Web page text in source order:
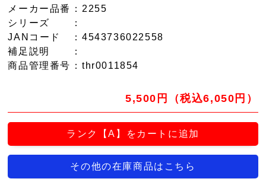
メーカー品番
：2255
シリーズ
：
JANコード
：4543736022558
補足説明
：
商品管理番号 ：thr0011854
5,500円（税込6,050円）
ランク【A】をカートに追加
その他の在庫商品はこちら